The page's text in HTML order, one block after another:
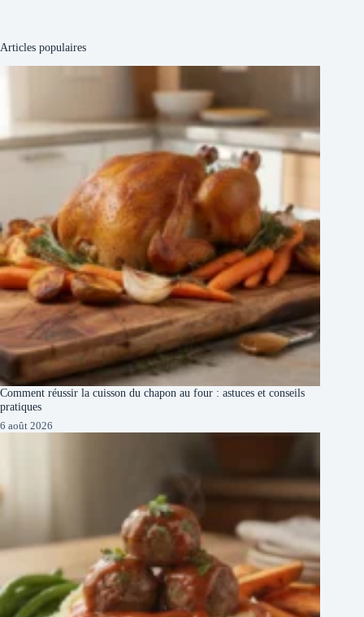
Articles populaires
Comment réussir la cuisson du chapon au four : astuces et conseils
pratiques
6 août 2026